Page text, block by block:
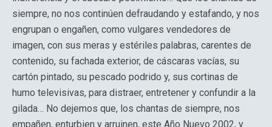
siempre, no nos continúen defraudando y estafando, y nos
engrupan o engañen, como vulgares vendedores de
imagen, con sus meras y estériles palabras, carentes de
contenido, su fachada exterior, de cáscaras vacías, su
cartón pintado, su pescado podrido y, sus cortinas de
humo televisivas, para distraer, entretener y confundir a la
gilada… No dejemos que, los chantas de siempre, nos
empañen, enturbien y arruinen, este Año Nuevo 2002, y